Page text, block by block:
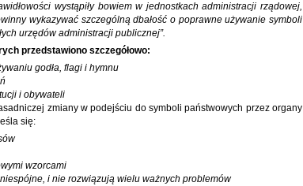
wystąpiły bowiem w jednostkach administracji rządowej,
wykazywać szczególną dbałość o poprawne używanie symboli
urzędów administracji publicznej”.
przedstawiono szczegółowo:
godła, flagi i hymnu
i obywateli
zmiany w podejściu do symboli państwowych przez organy
się:
wzorcami
i nie rozwiązują wielu ważnych problemów